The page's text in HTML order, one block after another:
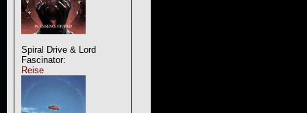
Spiral Drive & Lord
Fascinator:
Reise